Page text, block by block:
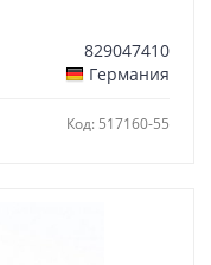
829047410
Германия
Код: 517160-55